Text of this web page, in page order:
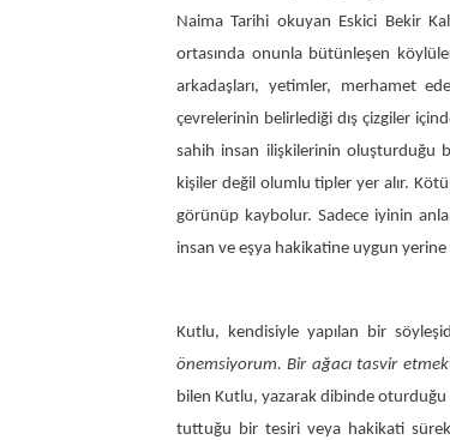
Naima Tarihi okuyan Eskici Bekir
ortasında onunla bütünleşen
arkadaşları, yetimler, merhamet
çevrelerinin belirlediği dış çizgiler
sahih insan ilişkilerinin oluşturduğu
kişiler değil olumlu tipler yer alır.
görünüp kaybolur. Sadece iyinin
insan ve eşya hakikatine uygun
Kutlu, kendisiyle yapılan bir
önemsiyorum. Bir ağacı tasvir
bilen Kutlu, yazarak dibinde oturduğu
tuttuğu bir tesiri veya hakikati sürekli